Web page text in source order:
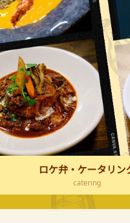
ロケ弁・ケータリン
catering